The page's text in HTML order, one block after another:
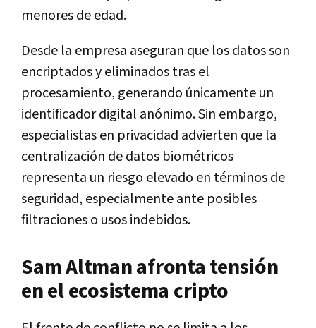
menores de edad.
Desde la empresa aseguran que los datos son
encriptados y eliminados tras el
procesamiento, generando únicamente un
identificador digital anónimo. Sin embargo,
especialistas en privacidad advierten que la
centralización de datos biométricos
representa un riesgo elevado en términos de
seguridad, especialmente ante posibles
filtraciones o usos indebidos.
Sam Altman afronta tensión
en el ecosistema cripto